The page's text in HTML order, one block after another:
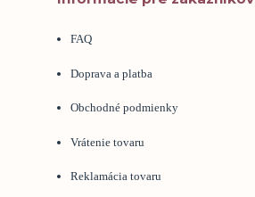
FAQ
Doprava a platba
Obchodné podmienky
Vrátenie tovaru
Reklamácia tovaru